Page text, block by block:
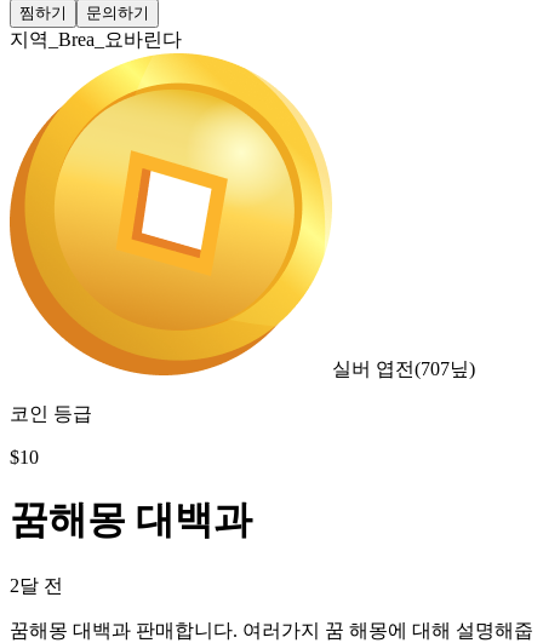
찜하기 문의하기
지역_Brea_요바린다
실버 엽전(707닢)
코인 등급
$10
꿈해몽 대백과
2달 전
꿈해몽 대백과 판매합니다. 여러가지 꿈 해몽에 대해 설명해줍